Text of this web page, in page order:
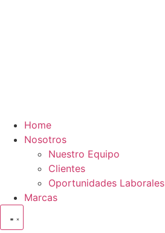
Home
Nosotros
Nuestro Equipo
Clientes
Oportunidades Laborales
Marcas